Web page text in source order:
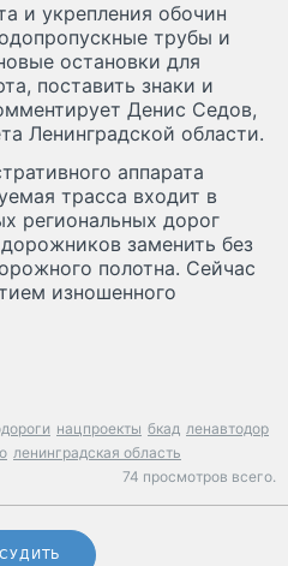
и укрепления обочин
трубы и
остановки для
поставить знаки и
Денис Седов,
Ленинградской области.
аппарата
трасса входит в
региональных дорог
заменить без
полотна. Сейчас
изношенного
нацпроекты бкад ленавтодор
ленинградская область
74 просмотров всего.